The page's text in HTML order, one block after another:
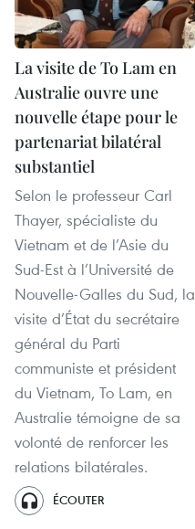
La visite de To Lam en
Australie ouvre une
nouvelle étape pour le
partenariat bilatéral
substantiel
Selon le professeur Carl
Thayer, spécialiste du
Vietnam et de l’Asie du
Sud-Est à l’Université de
Nouvelle-Galles du Sud, la
visite d’État du secrétaire
général du Parti
communiste et président
du Vietnam, To Lam, en
Australie témoigne de sa
volonté de renforcer les
relations bilatérales.
ÉCOUTER